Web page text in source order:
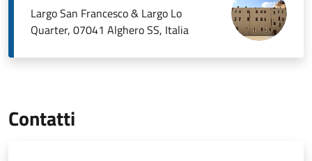
Largo San Francesco & Largo Lo
Quarter, 07041 Alghero SS, Italia
Contatti